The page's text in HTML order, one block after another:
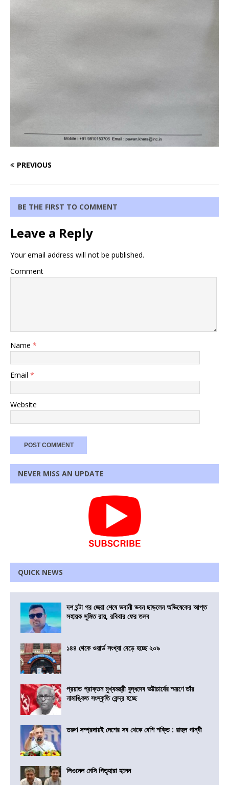
PREVIOUS
BE THE FIRST TO COMMENT
Leave a Reply
Your email address will not be published.
Comment
Name *
Email *
Website
NEVER MISS AN UPDATE
QUICK NEWS
দশ ঘন্টা পর জেরা শেষে ভবানী ভবন ছাড়লেন অভিষেকের আপ্ত
সহায়ক সুমিত রায়, রবিবার ফের তলব
১৪৪ থেকে ওয়ার্ড সংখ্যা বেড়ে হচ্ছে ২০৯
প্রয়াত প্রাক্তন মুখ্যমন্ত্রী বুদ্ধদেব ভট্টাচার্যের স্মরণে তাঁর
নামাঙ্কিত সংস্কৃতি কেন্দ্র হচ্ছে
তরুণ সম্প্রদায়ই দেশের সব থেকে বেশি শক্তি : রাহুল গান্ধী
লিওনেল মেসি পিতৃহারা হলেন